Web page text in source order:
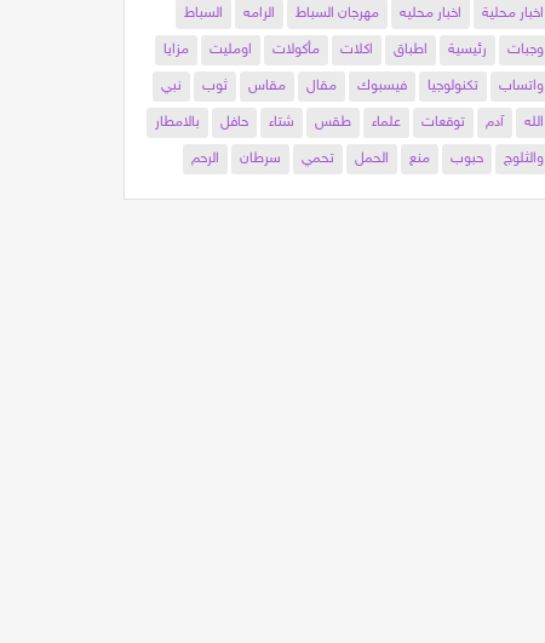
اخبار محلية
اخبار محليه مهرجان السباط الرامه
السباط
وجبات
رئيسية اطباق اكلات مأكولات اومليت
مزايا
واتساب
تكنولوجيا فيسبوك مقال مقاس ثوب
نبي
الله
آدم توقعات علماء طقس شتاء حافل
بالامطار
والثلوج
حبوب منع الحمل تحمي سرطان الرحم